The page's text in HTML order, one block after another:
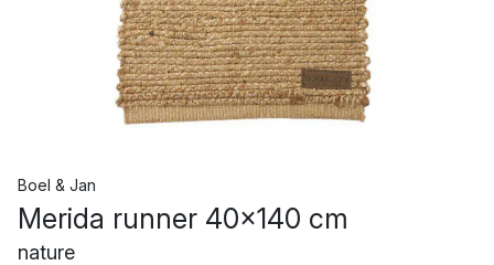
Boel & Jan
Merida runner 40x140 cm
nature